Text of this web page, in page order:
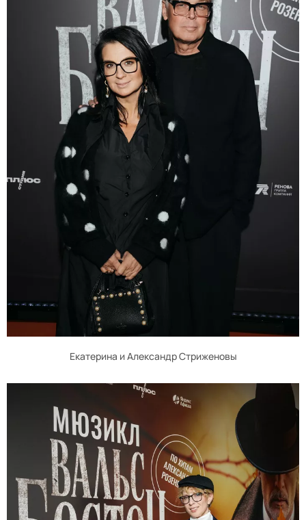
Екатерина и Александр Стриженовы